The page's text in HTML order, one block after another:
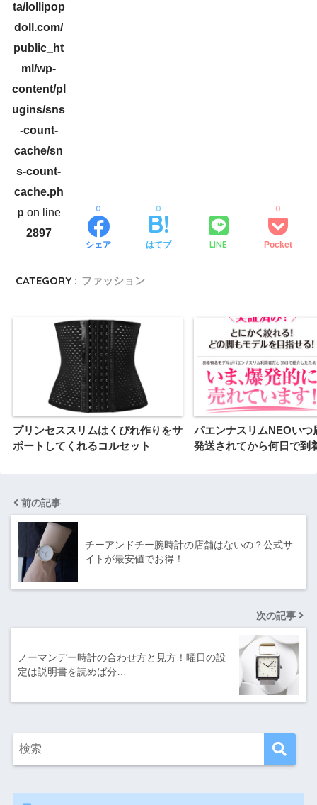
ta/lollipop
doll.com/
public_ht
ml/wp-
content/pl
ugins/sns
-count-
cache/sn
s-count-
cache.ph
p on line
2897
シェア
0
はてブ
0
LINE Pocket
0
CATEGORY : ファッション
プリンセススリムはくびれ作りをサ
ポートしてくれるコルセット
パエンナスリムNEOいつ
発送されてから何日で到
前の記事
チーアンドチー腕時計の店舗はないの？公式サ
イトが最安値でお得！
次の記事
ノーマンデー時計の合わせ方と見方！曜日の設
定は説明書を読めば分…